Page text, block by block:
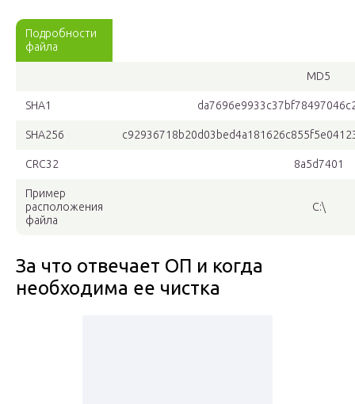
Подробности
файла
MD5
SHA1
SHA256
CRC32 8a5d7401
Пример
расположения
файла
C:\
За что отвечает ОП и когда
необходима ее чистка